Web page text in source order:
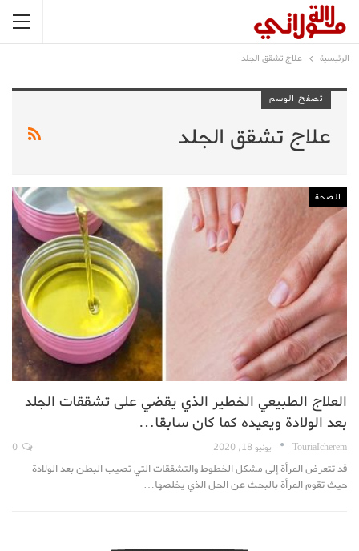
الرئيسية علاج تشقق الجلد
تصفح الوسم
علاج تشقق الجلد
الصحة
العلاج الطبيعي الخطير الذي يقضي على تشققات الجلد
بعد الولادة ويعيده كما كان سابقا…
TouriaIcherem يونيو 18, 2020
قد تتعرض المرأة إلى مشكل الخطوط والتشققات التي تصيب البطن بعد الولادة
حيث تقوم المرأة بالبحث عن الحل الذي يخلصها…